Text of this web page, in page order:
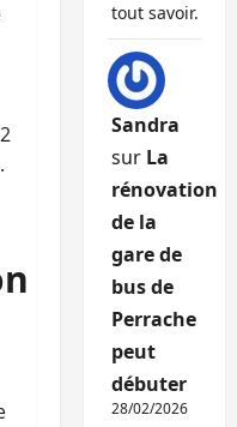
tout savoir.
Sandra
sur La
rénovation
de la
gare de
bus de
Perrache
peut
débuter
28/02/2026